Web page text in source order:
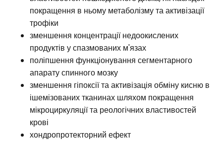
покращення в ньому метаболізму та активізації
трофіки
зменшення концентрації недоокислених
продуктів у спазмованих м'язах
поліпшення функціонування сегментарного
апарату спинного мозку
зменшення гіпоксії та активізація обміну кисню в
ішемізованих тканинах шляхом покращення
мікроциркуляції та реологічних властивостей
крові
хондропротекторний ефект